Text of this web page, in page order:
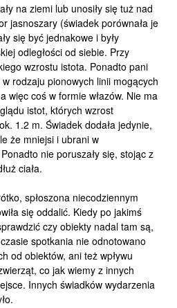
na ziemi lub unosiły się tuż nad
jasnoszary (świadek porównała je
się być jednakowe i były
odległości od siebie. Przy
wzrostu istota. Ponadto pani
rodzaju pionowych linii mogących
więc coś w formie włazów. Nie ma
istot, których wzrost
1.2 m. Świadek dodała jedynie,
że mniejsi i ubrani w
nie poruszały się, stojąc z
ciała.
spłoszona niecodziennym
się oddalić. Kiedy po jakimś
czy obiekty nadal tam są,
spotkania nie odnotowano
od obiektów, ani też wpływu
co jak wiemy z innych
Innych świadków wydarzenia